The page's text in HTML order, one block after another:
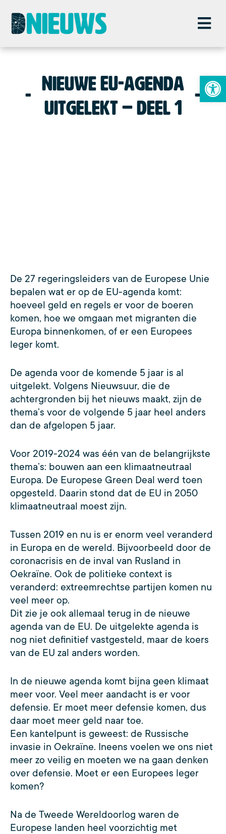
Nieuwe EU-agenda
uitgelekt – deel 1
De 27 regeringsleiders van de Europese Unie
bepalen wat er op de EU-agenda komt:
hoeveel geld en regels er voor de boeren
komen, hoe we omgaan met migranten die
Europa binnenkomen, of er een Europees
leger komt.
De agenda voor de komende 5 jaar is al
uitgelekt. Volgens Nieuwsuur, die de
achtergronden bij het nieuws maakt, zijn de
thema’s voor de volgende 5 jaar heel anders
dan de afgelopen 5 jaar.
Voor 2019-2024 was één van de belangrijkste
thema’s: bouwen aan een klimaatneutraal
Europa. De Europese Green Deal werd toen
opgesteld. Daarin stond dat de EU in 2050
klimaatneutraal moest zijn.
Tussen 2019 en nu is er enorm veel veranderd
in Europa en de wereld. Bijvoorbeeld door de
coronacrisis en de inval van Rusland in
Oekraïne. Ook de politieke context is
veranderd: extreemrechtse partijen komen nu
veel meer op.
Dit zie je ook allemaal terug in de nieuwe
agenda van de EU. De uitgelekte agenda is
nog niet definitief vastgesteld, maar de koers
van de EU zal anders worden.
In de nieuwe agenda komt bijna geen klimaat
meer voor. Veel meer aandacht is er voor
defensie. Er moet meer defensie komen, dus
daar moet meer geld naar toe.
Een kantelpunt is geweest: de Russische
invasie in Oekraïne. Ineens voelen we ons niet
meer zo veilig en moeten we na gaan denken
over defensie. Moet er een Europees leger
komen?
Na de Tweede Wereldoorlog waren de
Europese landen heel voorzichtig met